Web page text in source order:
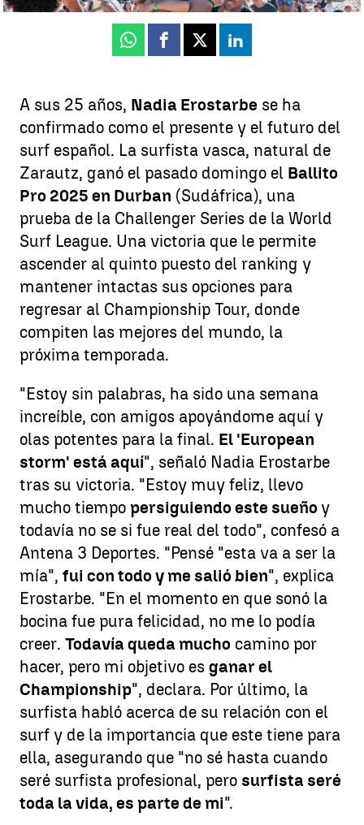
Whatsapp
Facebook
X Linkedin
A sus 25 años, Nadia Erostarbe se ha
confirmado como el presente y el futuro del
surf español. La surfista vasca, natural de
Zarautz, ganó el pasado domingo el Ballito
Pro 2025 en Durban (Sudáfrica), una
prueba de la Challenger Series de la World
Surf League. Una victoria que le permite
ascender al quinto puesto del ranking y
mantener intactas sus opciones para
regresar al Championship Tour, donde
compiten las mejores del mundo, la
próxima temporada.
"Estoy sin palabras, ha sido una semana
increíble, con amigos apoyándome aquí y
olas potentes para la final. El 'European
storm' está aquí", señaló Nadia Erostarbe
tras su victoria. "Estoy muy feliz, llevo
mucho tiempo persiguiendo este sueño y
todavía no se si fue real del todo", confesó a
Antena 3 Deportes. "Pensé "esta va a ser la
mía", fui con todo y me salió bien", explica
Erostarbe. "En el momento en que sonó la
bocina fue pura felicidad, no me lo podía
creer. Todavía queda mucho camino por
hacer, pero mi objetivo es ganar el
Championship", declara. Por último, la
surfista habló acerca de su relación con el
surf y de la importancia que este tiene para
ella, asegurando que "no sé hasta cuando
seré surfista profesional, pero surfista seré
toda la vida, es parte de mi".